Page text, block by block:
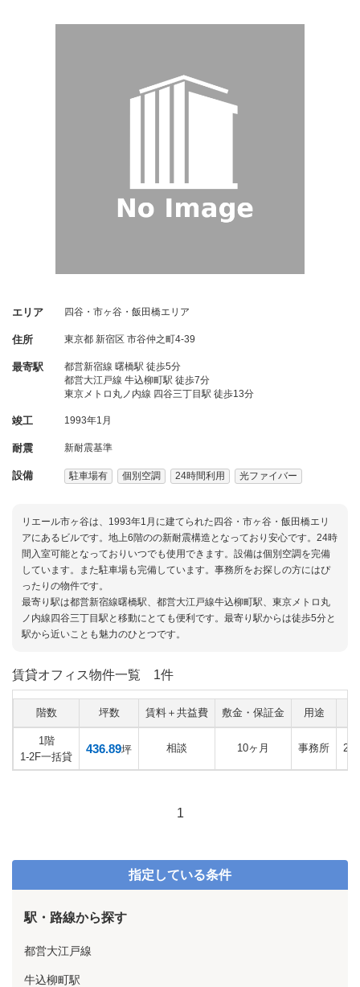
エリア 四谷・市ヶ谷・飯田橋エリア
住所 東京都 新宿区 市谷仲之町4-39
最寄駅
都営新宿線 曙橋駅 徒歩5分
都営大江戸線 牛込柳町駅 徒歩7分
東京メトロ丸ノ内線 四谷三丁目駅 徒歩13分
竣工 1993年1月
耐震 新耐震基準
設備 駐車場有 個別空調 24時間利用 光ファイバー
リエール市ヶ谷は、1993年1月に建てられた四谷・市ヶ谷・飯田橋エリ
アにあるビルです。地上6階のの新耐震構造となっており安心です。24時
間入室可能となっておりいつでも使用できます。設備は個別空調を完備
しています。また駐車場も完備しています。事務所をお探しの方にはぴ
ったりの物件です。
最寄り駅は都営新宿線曙橋駅、都営大江戸線牛込柳町駅、東京メトロ丸
ノ内線四谷三丁目駅と移動にとても便利です。最寄り駅からは徒歩5分と
駅から近いことも魅力のひとつです。
賃貸オフィス物件一覧 1件
階数 坪数 賃料＋共益費 敷金・保証金 用途
1階
1-2F一括貸
436.89坪 相談 10ヶ月 事務所
1
指定している条件
駅・路線から探す
都営大江戸線
牛込柳町駅